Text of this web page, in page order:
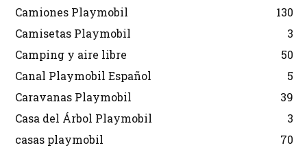
Camiones Playmobil
130
Camisetas Playmobil
3
Camping y aire libre
50
Canal Playmobil Español
5
Caravanas Playmobil
39
Casa del Árbol Playmobil
3
casas playmobil
70